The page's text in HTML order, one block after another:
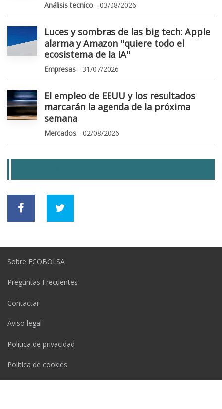
Análisis tecnico - 03/08/2026
Luces y sombras de las big tech: Apple
alarma y Amazon "quiere todo el
ecosistema de la IA"
Empresas - 31/07/2026
El empleo de EEUU y los resultados
marcarán la agenda de la próxima
semana
Mercados - 02/08/2026
Sobre ECOBOLSA
Preguntas Frecuentes
Contactar
Aviso legal
Política de privacidad
Política de cookies